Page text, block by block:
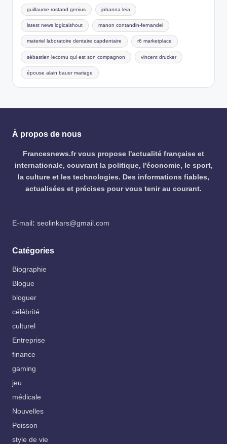
guillaume rostand genius johanna leia
latest news logicalshout manon contandin-fernandel
materiel laboratoire dentaire capdentaire r6 marketplace
sébastien lecornu qui est son compagnon vincent drucker
épouse alain bauer mariage
À propos de nous
Francesnews.fr vous propose l'actualité française et
internationale, couvrant la politique, l'économie, le sport,
la culture et les technologies. Des informations fiables,
actualisées et précises pour vous tenir au courant.
E-mail : seolinkars@gmail.com
Catégories
Biographie
Blogue
bloguer
célébrité
culturel
Entreprise
finance
gaming
jeu
médicale
Nouvelles
Poisson
style de vie